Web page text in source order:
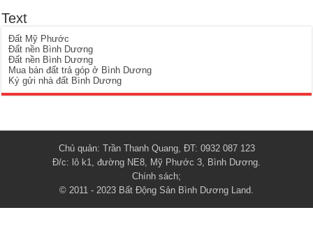
Text
Đất Mỹ Phước
Đất nền Bình Dương
Đất nền Bình Dương
Mua bán đất trả góp ở Bình Dương
Ký gửi nhà đất Bình Dương
Chủ quản: Trần Thanh Quang, ĐT: 0932 087 123
Đ/c: lô k1, đường NE8, Mỹ Phước 3, Bình Dương.
Chính sách;
© 2011 - 2023 Bất Động Sản Bình Dương Land.